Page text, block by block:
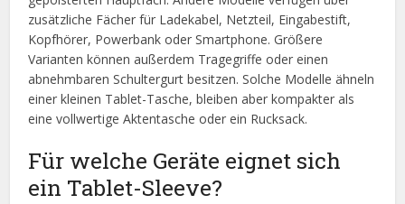
zusätzliche Fächer für Ladekabel, Netzteil, Eingabestift,
Kopfhörer, Powerbank oder Smartphone. Größere
Varianten können außerdem Tragegriffe oder einen
abnehmbaren Schultergurt besitzen. Solche Modelle ähneln
einer kleinen Tablet-Tasche, bleiben aber kompakter als
eine vollwertige Aktentasche oder ein Rucksack.
Für welche Geräte eignet sich
ein Tablet-Sleeve?